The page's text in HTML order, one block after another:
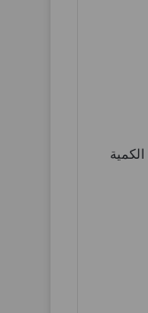
نفاذ الكمية